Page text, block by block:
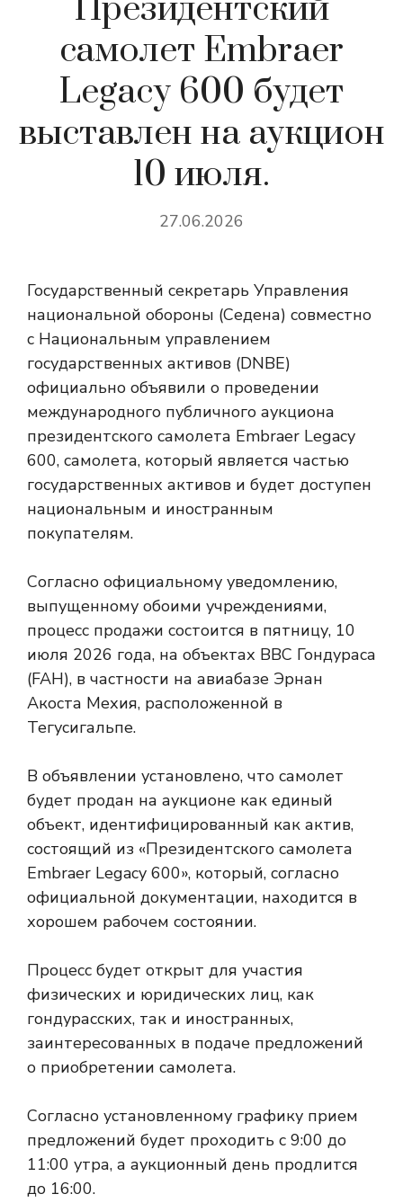
Президентский
самолет Embraer
Legacy 600 будет
выставлен на аукцион
10 июля.
27.06.2026
Государственный секретарь Управления
национальной обороны (Седена) совместно
с Национальным управлением
государственных активов (DNBE)
официально объявили о проведении
международного публичного аукциона
президентского самолета Embraer Legacy
600, самолета, который является частью
государственных активов и будет доступен
национальным и иностранным
покупателям.
Согласно официальному уведомлению,
выпущенному обоими учреждениями,
процесс продажи состоится в пятницу, 10
июля 2026 года, на объектах ВВС Гондураса
(FAH), в частности на авиабазе Эрнан
Акоста Мехия, расположенной в
Тегусигальпе.
В объявлении установлено, что самолет
будет продан на аукционе как единый
объект, идентифицированный как актив,
состоящий из «Президентского самолета
Embraer Legacy 600», который, согласно
официальной документации, находится в
хорошем рабочем состоянии.
Процесс будет открыт для участия
физических и юридических лиц, как
гондурасских, так и иностранных,
заинтересованных в подаче предложений
о приобретении самолета.
Согласно установленному графику прием
предложений будет проходить с 9:00 до
11:00 утра, а аукционный день продлится
до 16:00.